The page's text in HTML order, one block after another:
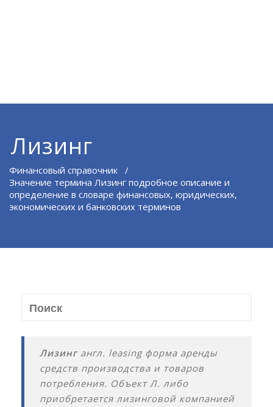
Лизинг
Финансовый справочник /
Значение термина Лизинг подробное описание и
определение в словаре финансовых, юридических,
экономических и банковских терминов
Лизингангл. leasing форма аренды
средств производства и товаров
потребления. Объект Л. либо
приобретается лизинговой компанией